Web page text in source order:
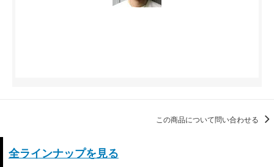
この商品について問い合わせる
全ラインナップを見る